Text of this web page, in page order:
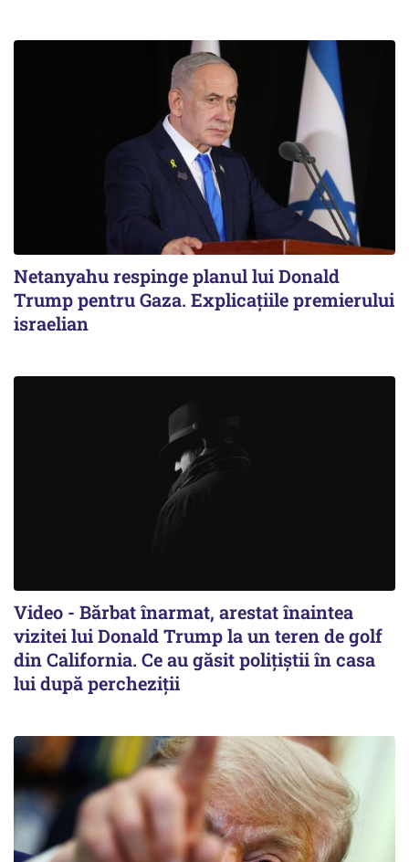
Netanyahu respinge planul lui Donald
Trump pentru Gaza. Explicațiile premierului
israelian
Video - Bărbat înarmat, arestat înaintea
vizitei lui Donald Trump la un teren de golf
din California. Ce au găsit polițiștii în casa
lui după percheziții